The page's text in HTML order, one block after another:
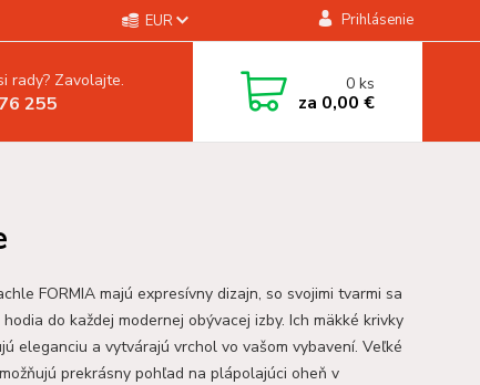
EUR Prihlásenie
rady? Zavolajte.
255
0ks
za 0,00 €
FORMIA majú expresívny dizajn, so svojimi tvarmi sa
do každej modernej obývacej izby. Ich mäkké krivky
eleganciu a vytvárajú vrchol vo vašom vybavení. Veľké
prekrásny pohľad na plápolajúci oheň v